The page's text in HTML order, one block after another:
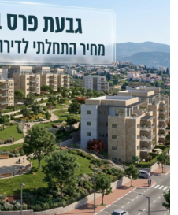
נחל כזיב: חילוץ בעומס החום